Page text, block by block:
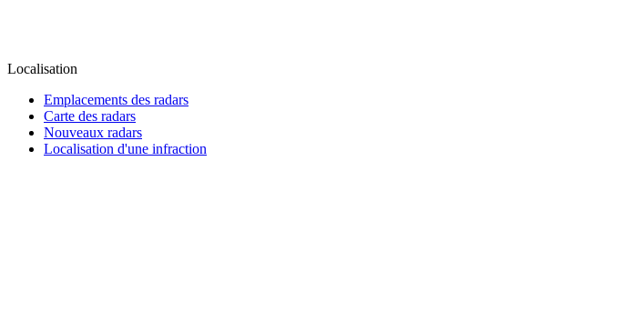
Localisation
Emplacements des radars
Carte des radars
Nouveaux radars
Localisation d'une infraction